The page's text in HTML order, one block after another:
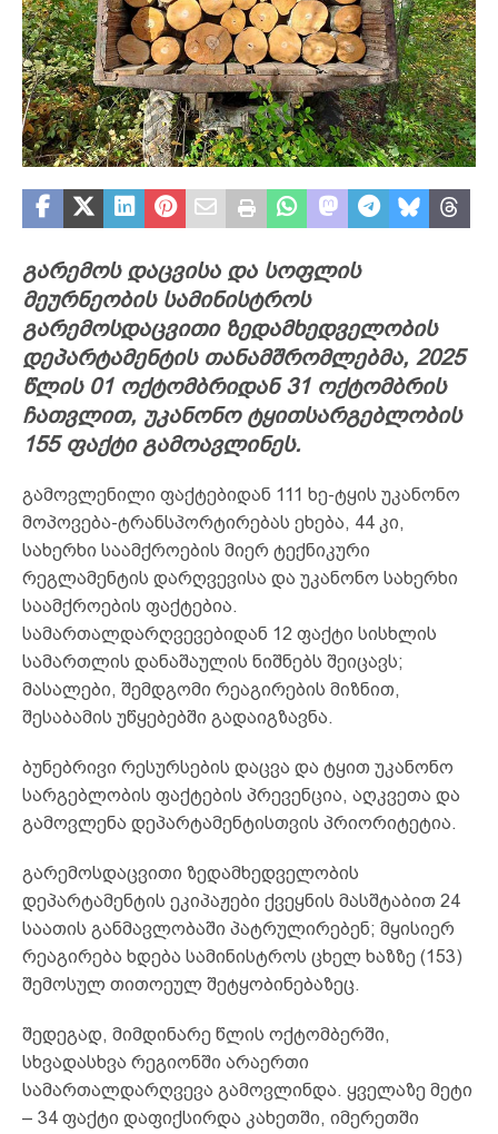
გარემოს დაცვისა და სოფლის
მეურნეობის სამინისტროს
გარემოსდაცვითი ზედამხედველობის
დეპარტამენტის თანამშრომლებმა, 2025
წლის 01 ოქტომბრიდან 31 ოქტომბრის
ჩათვლით, უკანონო ტყითსარგებლობის
155 ფაქტი გამოავლინეს.
გამოვლენილი ფაქტებიდან 111 ხე-ტყის უკანონო
მოპოვება-ტრანსპორტირებას ეხება, 44 კი,
სახერხი საამქროების მიერ ტექნიკური
რეგლამენტის დარღვევისა და უკანონო სახერხი
საამქროების ფაქტებია.
სამართალდარღვევებიდან 12 ფაქტი სისხლის
სამართლის დანაშაულის ნიშნებს შეიცავს;
მასალები, შემდგომი რეაგირების მიზნით,
შესაბამის უწყებებში გადაიგზავნა.
ბუნებრივი რესურსების დაცვა და ტყით უკანონო
სარგებლობის ფაქტების პრევენცია, აღკვეთა და
გამოვლენა დეპარტამენტისთვის პრიორიტეტია.
გარემოსდაცვითი ზედამხედველობის
დეპარტამენტის ეკიპაჟები ქვეყნის მასშტაბით 24
საათის განმავლობაში პატრულირებენ; მყისიერ
რეაგირება ხდება სამინისტროს ცხელ ხაზზე (153)
შემოსულ თითოეულ შეტყობინებაზეც.
შედეგად, მიმდინარე წლის ოქტომბერში,
სხვადასხვა რეგიონში არაერთი
სამართალდარღვევა გამოვლინდა. ყველაზე მეტი
– 34 ფაქტი დაფიქსირდა კახეთში, იმერეთში